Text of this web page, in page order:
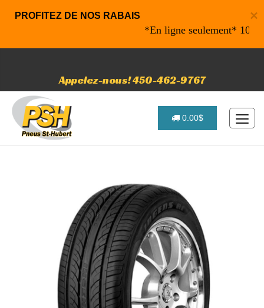
×
PROFITEZ DE NOS RABAIS
*En ligne seulement* 10% de
Appelez-nous! 450-462-9767
0.00$